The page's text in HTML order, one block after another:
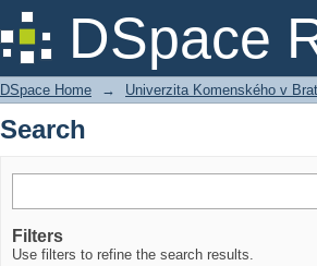
DSpace
Search
DSpace Home → Univerzita Komenského v
Search
Filters
Use filters to refine the search results.